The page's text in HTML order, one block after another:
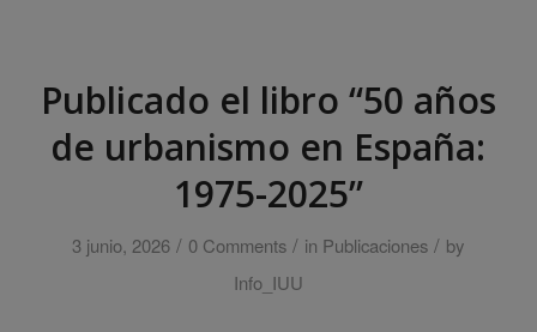
Publicado el libro “50 años
de urbanismo en España:
1975-2025”
3 junio, 2026 / 0 Comments / in Publicaciones / by
Info_IUU